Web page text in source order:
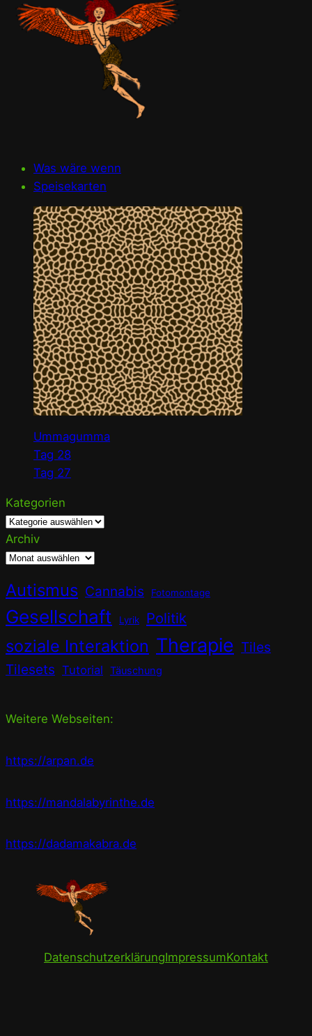
Was wäre wenn
Speisekarten
Ummagumma
Tag 28
Tag 27
Kategorien
Archiv
Autismus Cannabis Fotomontage
Gesellschaft Lyrik Politik
soziale Interaktion Therapie Tiles
Tilesets Tutorial Täuschung
Weitere Webseiten:
https://arpan.de
https://mandalabyrinthe.de
https://dadamakabra.de
DatenschutzerklärungImpressumKontakt